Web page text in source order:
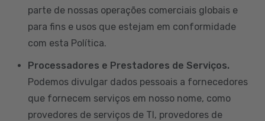
parte de nossas operações comerciais globais e
para fins e usos que estejam em conformidade
com esta Política.
Processadores e Prestadores de Serviços.
Podemos divulgar dados pessoais a fornecedores
que fornecem serviços em nosso nome, como
provedores de serviços de TI, provedores de